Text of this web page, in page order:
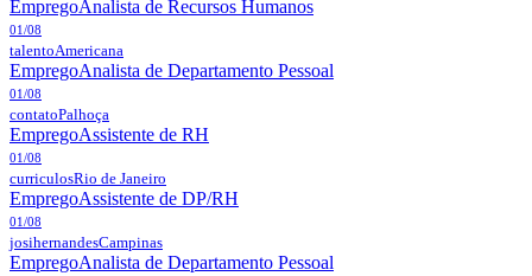
EmpregoAnalista de Recursos Humanos
01/08
talentoAmericana
EmpregoAnalista de Departamento Pessoal
01/08
contatoPalhoça
EmpregoAssistente de RH
01/08
curriculosRio de Janeiro
EmpregoAssistente de DP/RH
01/08
josihernandesCampinas
EmpregoAnalista de Departamento Pessoal